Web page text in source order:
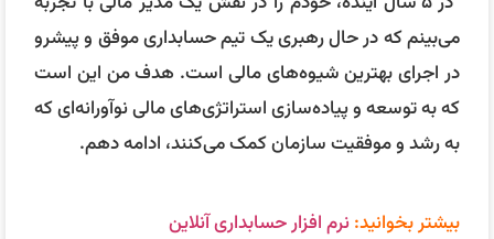
مرور مهارت‌های ارتباطی:
توانایی برقراری ارتباط مؤثر
یکی از مهم‌ترین مهارت‌ها در هر مصاحبه‌ای است.
تمرین کنید تا افکار خود را به صورت واضح و مختصر
بیان کنید.